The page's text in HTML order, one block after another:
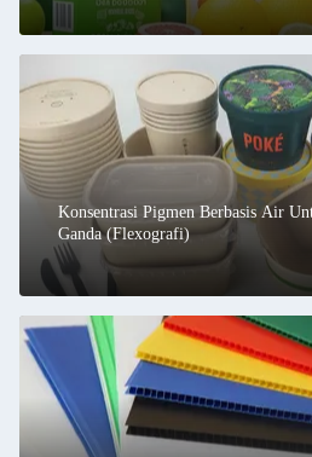
Konsentrasi Pigmen Berbasis Air
Ganda (Flexografi)